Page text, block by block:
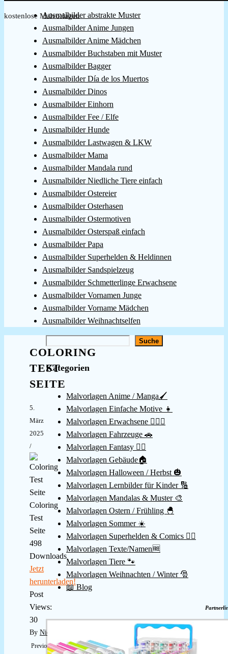
kostenlose MalvorlagenAusmalbilder abstrakte Muster
Ausmalbilder Anime Jungen
Ausmalbilder Anime Mädchen
Ausmalbilder Buchstaben mit Muster
Ausmalbilder Bagger
Ausmalbilder Día de los Muertos
Ausmalbilder Dinos
Ausmalbilder Einhorn
Ausmalbilder Fee / Elfe
Ausmalbilder Hunde
Ausmalbilder Lastwagen & LKW
Ausmalbilder Mama
Ausmalbilder Mandala rund
Ausmalbilder Niedliche Tiere einfach
Ausmalbilder Ostereier
Ausmalbilder Osterhasen
Ausmalbilder Ostermotiven
Ausmalbilder Osterspaß einfach
Ausmalbilder Papa
Ausmalbilder Superhelden & Heldinnen
Ausmalbilder Sandspielzeug
Ausmalbilder Schmetterlinge Erwachsene
Ausmalbilder Vornamen Junge
Ausmalbilder Vorname Mädchen
Ausmalbilder Weihnachtselfen
COLORING
TEST
SEITE
5.
März
2025
/
Coloring
Test
Seite
498
Downloads
Jetzt
herunterladen!
Post
Views:
30
By Nicole
Previous
Suche
Kategorien
Malvorlagen Anime / Manga🖌️
Malvorlagen Einfache Motive 👧
Malvorlagen Erwachsene 👱🏻‍♀️
Malvorlagen Fahrzeuge 🚗
Malvorlagen Fantasy 🧚‍♀️
Malvorlagen Gebäude🏠
Malvorlagen Halloween / Herbst 🎃
Malvorlagen Lernbilder für Kinder 🔢
Malvorlagen Mandalas & Muster 🎨
Malvorlagen Ostern / Frühling 🐣
Malvorlagen Sommer ☀️
Malvorlagen Superhelden & Comics 🦸‍♂️
Malvorlagen Texte/Namen🆓
Malvorlagen Tiere 🐾
Malvorlagen Weihnachten / Winter 🎅
📖 Blog